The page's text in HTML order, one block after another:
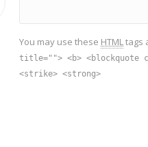
You may use these HTMLtags
title=""> <b> <blockquote
<strike> <strong>